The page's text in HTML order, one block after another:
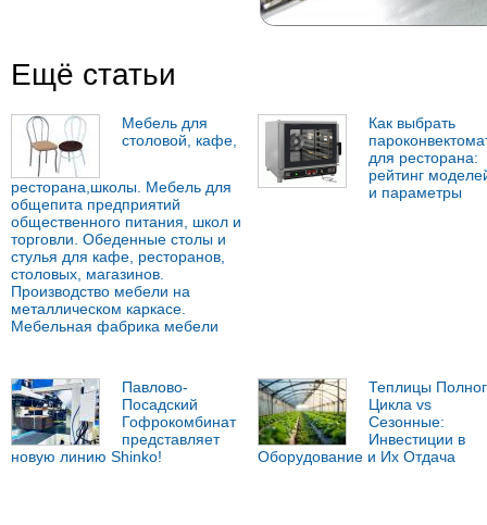
Ещё статьи
Мебель для
столовой, кафе,
ресторана,школы. Мебель для
общепита предприятий
общественного питания, школ и
торговли. Обеденные столы и
стулья для кафе, ресторанов,
столовых, магазинов.
Производство мебели на
металлическом каркасе.
Мебельная фабрика мебели
Как выбрать
для ресторана:
рейтинг
и параметры
Павлово-
Посадский
Гофрокомбинат
представляет
новую линию Shinko!
Теплицы
Цикла vs
Сезонные:
Инвестиции в
Оборудование и Их Отдача